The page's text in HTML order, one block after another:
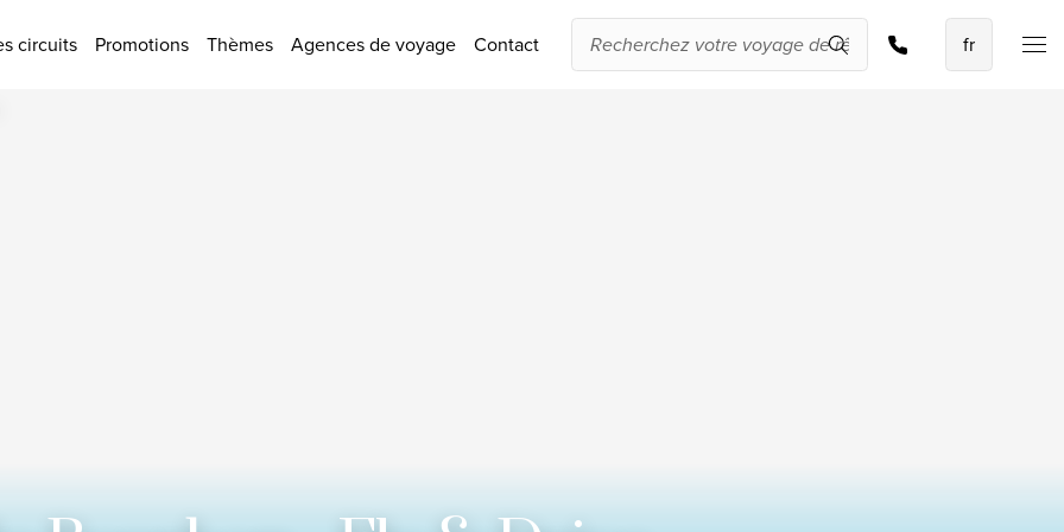
circuits Promotions Thèmes Agences de voyage Contact
Les meilleures
Demander une offre